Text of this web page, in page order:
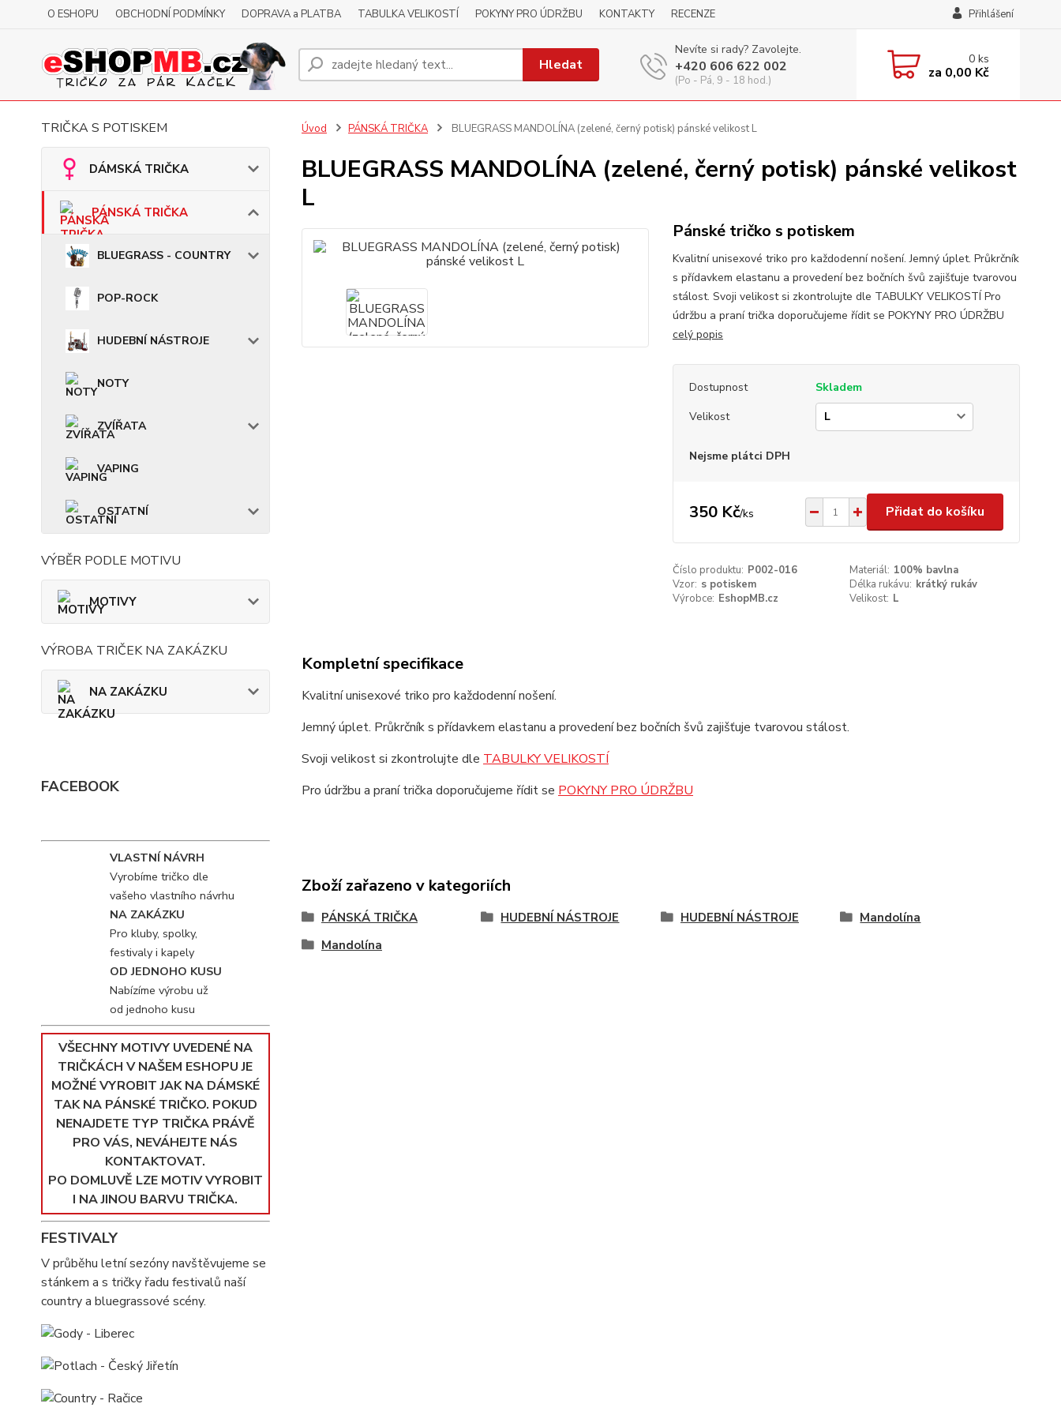
O ESHOPU OBCHODNÍ PODMÍNKY DOPRAVA a PLATBA TABULKA VELIKOSTÍ POKYNY PRO ÚDRŽBU KONTAKTY RECENZE Přihlášení
Hledat
Nevíte si rady? Zavolejte.
+420 606 622 002
(Po - Pá, 9 - 18 hod.)
0ks
za 0,00 Kč
TRIČKA S POTISKEM
DÁMSKÁ TRIČKA
PÁNSKÁ TRIČKA
BLUEGRASS - COUNTRY
POP-ROCK
HUDEBNÍ NÁSTROJE
NOTY
ZVÍŘATA
VAPING
OSTATNÍ
VÝBĚR PODLE MOTIVU
MOTIVY
VÝROBA TRIČEK NA ZAKÁZKU
NA ZAKÁZKU
FACEBOOK
VLASTNÍ NÁVRH
Vyrobíme tričko dle
vašeho vlastního návrhu
NA ZAKÁZKU
Pro kluby, spolky,
festivaly i kapely
OD JEDNOHO KUSU
Nabízíme výrobu už
od jednoho kusu
VŠECHNY MOTIVY UVEDENÉ NA
TRIČKÁCH V NAŠEM ESHOPU JE
MOŽNÉ VYROBIT JAK NA DÁMSKÉ
TAK NA PÁNSKÉ TRIČKO. POKUD
NENAJDETE TYP TRIČKA PRÁVĚ
PRO VÁS, NEVÁHEJTE NÁS
KONTAKTOVAT.
PO DOMLUVĚ LZE MOTIV VYROBIT
I NA JINOU BARVU TRIČKA.
FESTIVALY
V průběhu letní sezóny navštěvujeme se
stánkem a s tričky řadu festivalů naší
country a bluegrassové scény.
Úvod PÁNSKÁ TRIČKA BLUEGRASS MANDOLÍNA (zelené, černý potisk) pánské velikost L
BLUEGRASS MANDOLÍNA (zelené, černý potisk) pánské velikost
L
Pánské tričko s potiskem
Kvalitní unisexové triko pro každodenní nošení. Jemný úplet. Průkrčník
s přídavkem elastanu a provedení bez bočních švů zajišťuje tvarovou
stálost. Svoji velikost si zkontrolujte dle TABULKY VELIKOSTÍ Pro
údržbu a praní trička doporučujeme řídit se POKYNY PRO ÚDRŽBU
celý popis
Dostupnost
Skladem
Velikost
Nejsme plátci DPH
350 Kč/ks Přidat do košíku
Číslo produktu: P002-016 Materiál: 100% bavlna
Vzor: s potiskem Délka rukávu: krátký rukáv
Výrobce: EshopMB.cz Velikost: L
Kompletní specifikace
Kvalitní unisexové triko pro každodenní nošení.
Jemný úplet. Průkrčník s přídavkem elastanu a provedení bez bočních švů zajišťuje tvarovou stálost.
Svoji velikost si zkontrolujte dle TABULKY VELIKOSTÍ
Pro údržbu a praní trička doporučujeme řídit se POKYNY PRO ÚDRŽBU
Zboží zařazeno v kategoriích
PÁNSKÁ TRIČKA HUDEBNÍ NÁSTROJE HUDEBNÍ NÁSTROJE
Mandolína
Mandolína